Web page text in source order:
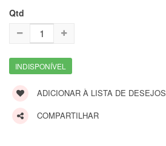
Qtd
INDISPONÍVEL
ADICIONAR À LISTA DE DESEJOS
COMPARTILHAR